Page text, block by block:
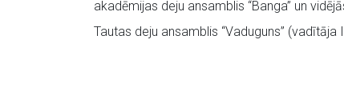
akadēmijas deju ansamblis “Banga” un
Tautas deju ansamblis “Vaduguns” (vadītāja